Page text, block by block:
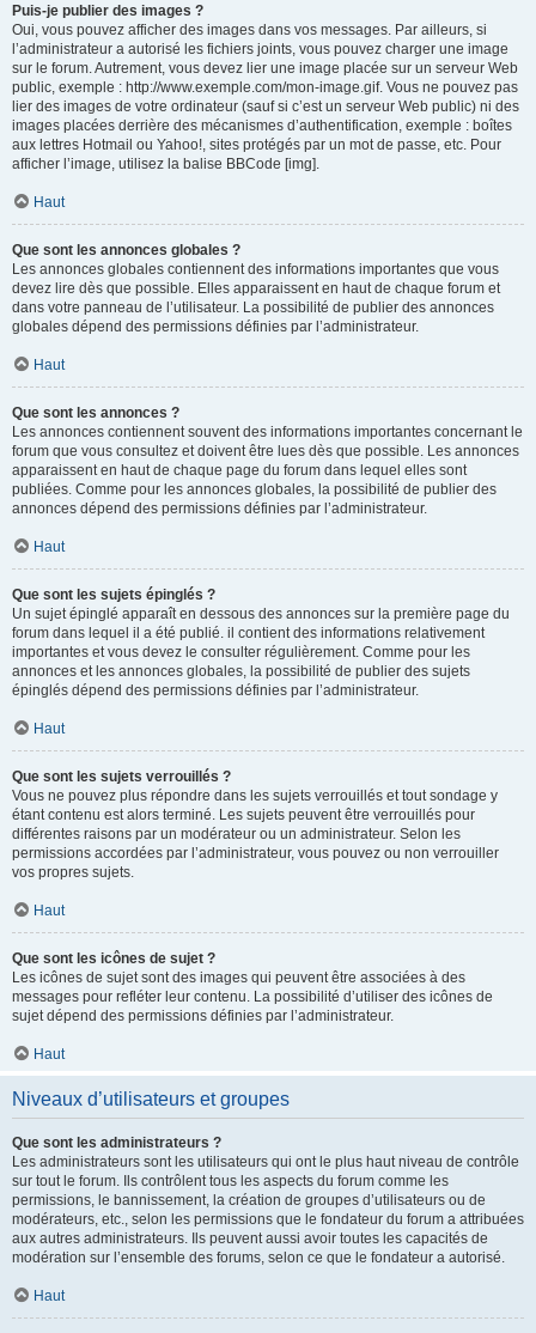
Puis-je publier des images ?
Oui, vous pouvez afficher des images dans vos messages. Par ailleurs, si
l’administrateur a autorisé les fichiers joints, vous pouvez charger une image
sur le forum. Autrement, vous devez lier une image placée sur un serveur Web
public, exemple : http://www.exemple.com/mon-image.gif. Vous ne pouvez pas
lier des images de votre ordinateur (sauf si c’est un serveur Web public) ni des
images placées derrière des mécanismes d’authentification, exemple : boîtes
aux lettres Hotmail ou Yahoo!, sites protégés par un mot de passe, etc. Pour
afficher l’image, utilisez la balise BBCode [img].
Haut
Que sont les annonces globales ?
Les annonces globales contiennent des informations importantes que vous
devez lire dès que possible. Elles apparaissent en haut de chaque forum et
dans votre panneau de l’utilisateur. La possibilité de publier des annonces
globales dépend des permissions définies par l’administrateur.
Haut
Que sont les annonces ?
Les annonces contiennent souvent des informations importantes concernant le
forum que vous consultez et doivent être lues dès que possible. Les annonces
apparaissent en haut de chaque page du forum dans lequel elles sont
publiées. Comme pour les annonces globales, la possibilité de publier des
annonces dépend des permissions définies par l’administrateur.
Haut
Que sont les sujets épinglés ?
Un sujet épinglé apparaît en dessous des annonces sur la première page du
forum dans lequel il a été publié. il contient des informations relativement
importantes et vous devez le consulter régulièrement. Comme pour les
annonces et les annonces globales, la possibilité de publier des sujets
épinglés dépend des permissions définies par l’administrateur.
Haut
Que sont les sujets verrouillés ?
Vous ne pouvez plus répondre dans les sujets verrouillés et tout sondage y
étant contenu est alors terminé. Les sujets peuvent être verrouillés pour
différentes raisons par un modérateur ou un administrateur. Selon les
permissions accordées par l’administrateur, vous pouvez ou non verrouiller
vos propres sujets.
Haut
Que sont les icônes de sujet ?
Les icônes de sujet sont des images qui peuvent être associées à des
messages pour refléter leur contenu. La possibilité d’utiliser des icônes de
sujet dépend des permissions définies par l’administrateur.
Haut
Niveaux d’utilisateurs et groupes
Que sont les administrateurs ?
Les administrateurs sont les utilisateurs qui ont le plus haut niveau de contrôle
sur tout le forum. Ils contrôlent tous les aspects du forum comme les
permissions, le bannissement, la création de groupes d’utilisateurs ou de
modérateurs, etc., selon les permissions que le fondateur du forum a attribuées
aux autres administrateurs. Ils peuvent aussi avoir toutes les capacités de
modération sur l’ensemble des forums, selon ce que le fondateur a autorisé.
Haut